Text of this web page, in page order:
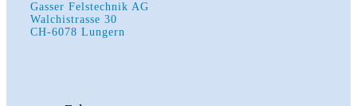
Gasser Felstechnik AG
Walchistrasse 30
CH-6078 Lungern